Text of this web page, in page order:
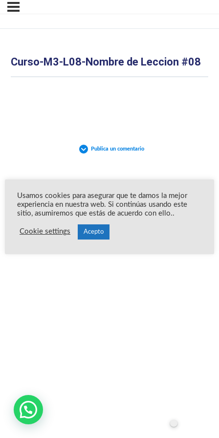
Curso-M3-L08-Nombre de Leccion #08
Publica un comentario
Usamos cookies para asegurar que te damos la mejor
experiencia en nuestra web. Si continúas usando este
sitio, asumiremos que estás de acuerdo con ello..
Cookie settings Acepto